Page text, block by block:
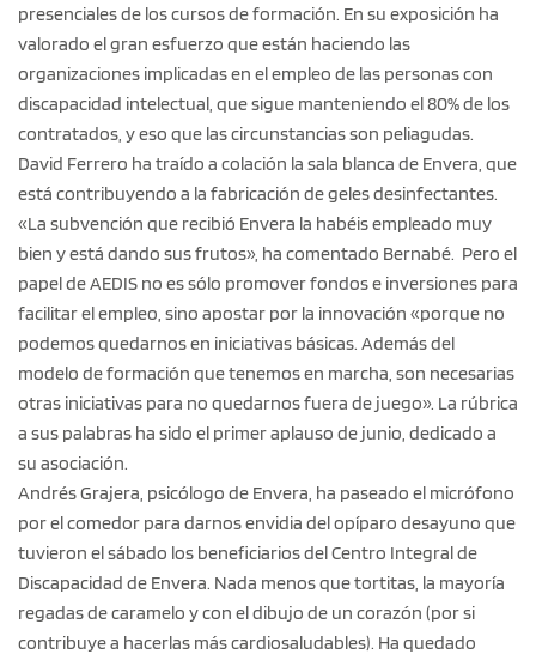
presenciales de los cursos de formación. En su exposición ha
valorado el gran esfuerzo que están haciendo las
organizaciones implicadas en el empleo de las personas con
discapacidad intelectual, que sigue manteniendo el 80% de los
contratados, y eso que las circunstancias son peliagudas.
David Ferrero ha traído a colación la sala blanca de Envera, que
está contribuyendo a la fabricación de geles desinfectantes.
«La subvención que recibió Envera la habéis empleado muy
bien y está dando sus frutos», ha comentado Bernabé. Pero el
papel de AEDIS no es sólo promover fondos e inversiones para
facilitar el empleo, sino apostar por la innovación «porque no
podemos quedarnos en iniciativas básicas. Además del
modelo de formación que tenemos en marcha, son necesarias
otras iniciativas para no quedarnos fuera de juego». La rúbrica
a sus palabras ha sido el primer aplauso de junio, dedicado a
su asociación.
Andrés Grajera, psicólogo de Envera, ha paseado el micrófono
por el comedor para darnos envidia del opíparo desayuno que
tuvieron el sábado los beneficiarios del Centro Integral de
Discapacidad de Envera. Nada menos que tortitas, la mayoría
regadas de caramelo y con el dibujo de un corazón (por si
contribuye a hacerlas más cardiosaludables). Ha quedado